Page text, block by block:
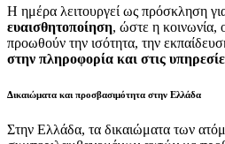
Η ημέρα λειτουργεί ως πρόσκληση
ευαισθητοποίηση, ώστε η κοινωνία,
προωθούν την ισότητα, την
στην πληροφορία και στις
Δικαιώματα και προσβασιμότητα στην Ελλάδα
Στην Ελλάδα, τα δικαιώματα των